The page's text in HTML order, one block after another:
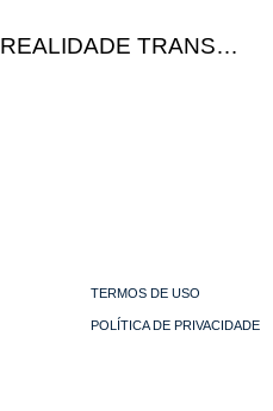
REALIDADE TRANS…
TERMOS DE USO
POLÍTICA DE PRIVACIDADE